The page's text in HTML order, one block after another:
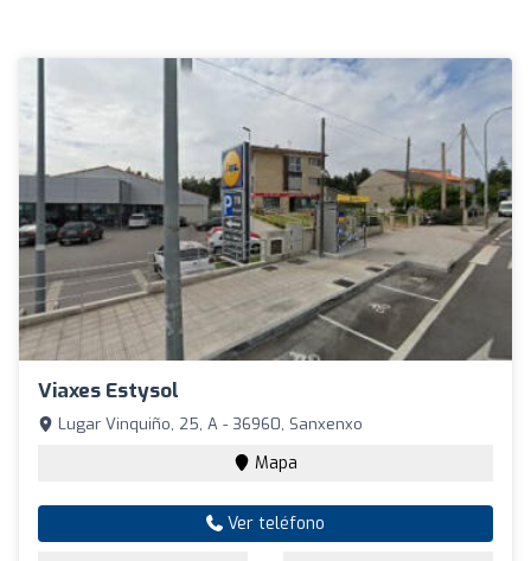
Viaxes Estysol
Lugar Vinquiño, 25, A - 36960, Sanxenxo
Mapa
Ver teléfono